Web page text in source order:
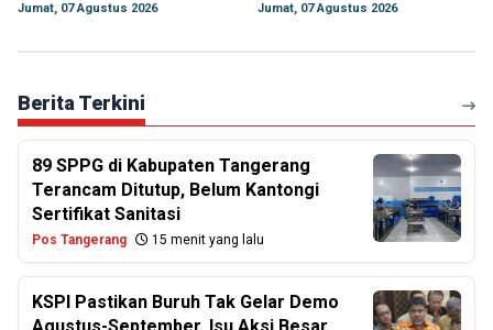
Jumat, 07 Agustus 2026 Jumat, 07 Agustus 2026
Berita Terkini
89 SPPG di Kabupaten Tangerang
Terancam Ditutup, Belum Kantongi
Sertifikat Sanitasi
Pos Tangerang 15 menit yang lalu
KSPI Pastikan Buruh Tak Gelar Demo